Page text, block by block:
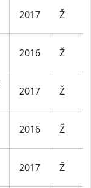
2017 Ž
2016 Ž
2017 Ž
2016 Ž
2017 Ž